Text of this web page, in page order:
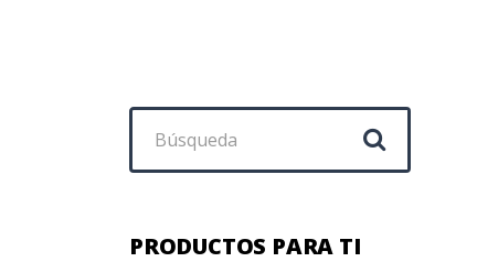
Buscar:
PRODUCTOS PARA TI